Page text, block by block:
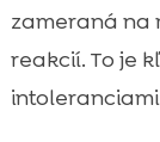
zameraná na
reakcií. To je